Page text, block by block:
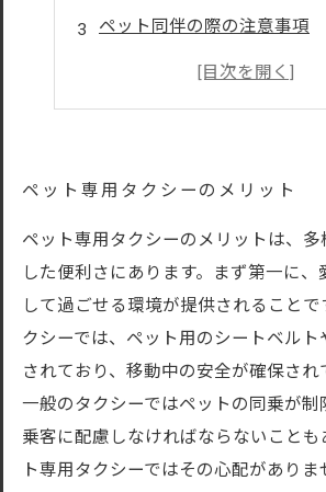
ペット同伴の際の注意事項
顧客の声：ペットと一緒に
ペット専用タクシーのメリット
ペット専用タクシーのメリットは、多
した便利さにあります。まず第一に、
して過ごせる環境が提供されることで
クシーでは、ペット用のシートベル
されており、移動中の安全が確保され
一般のタクシーではペットの同乗が制
乗客に配慮しなければならないことも
ト専用タクシーではその心配があり